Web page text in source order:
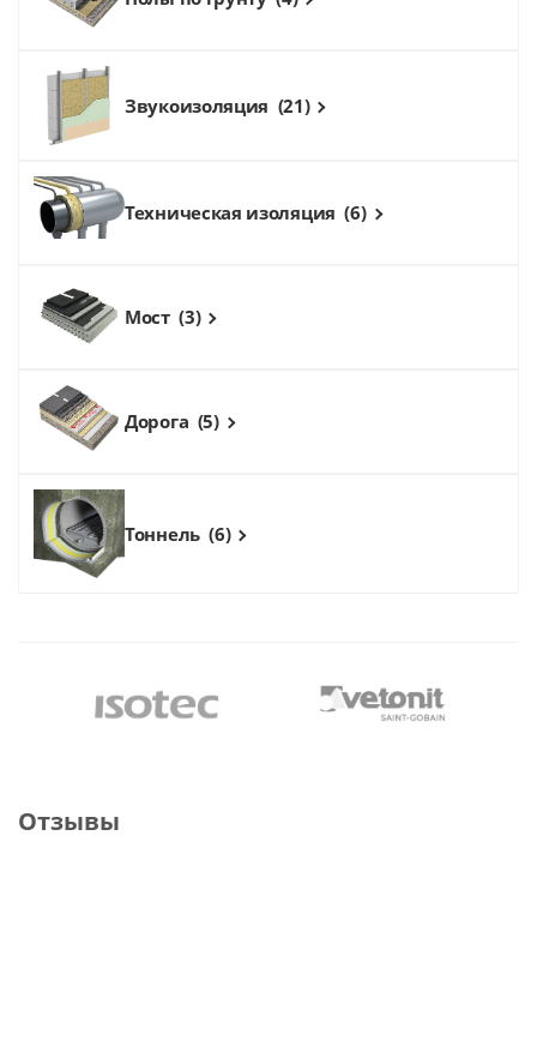
Звукоизоляция (21)
Техническая изоляция(6)
Мост(3)
Дорога (5)
Тоннель(6)
Отзывы